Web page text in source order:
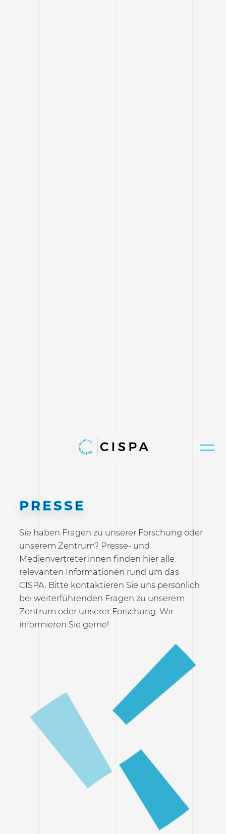
PRESSE
Sie haben Fragen zu unserer Forschung oder
unserem Zentrum? Presse- und
Medienvertreter:innen finden hier alle
relevanten Informationen rund um das
CISPA. Bitte kontaktieren Sie uns persönlich
bei weiterführenden Fragen zu unserem
Zentrum oder unserer Forschung. Wir
informieren Sie gerne!